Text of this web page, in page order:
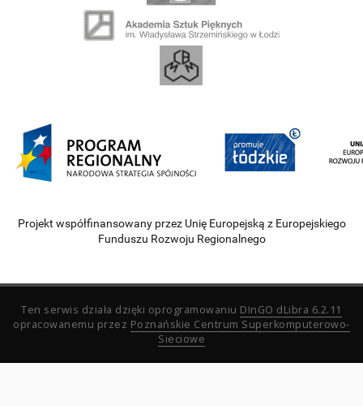
Projekt współfinansowany przez Unię Europejską z Europejskiego
Funduszu Rozwoju Regionalnego
Ten serwis działa dzięki oprogramowaniu DInGO dLibra 6.2.11
opracowanemu przez Poznańskie Centrum Superkomputerowo-
Sieciowe